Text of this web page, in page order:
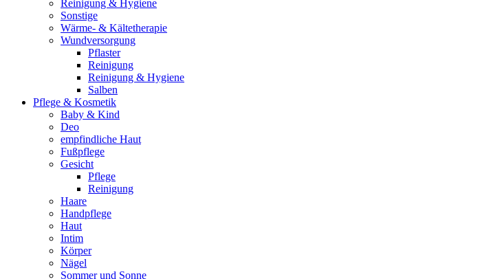
Reinigung & Hygiene
Sonstige
Wärme- & Kältetherapie
Wundversorgung
Pflaster
Reinigung
Reinigung & Hygiene
Salben
Pflege & Kosmetik
Baby & Kind
Deo
empfindliche Haut
Fußpflege
Gesicht
Pflege
Reinigung
Haare
Handpflege
Haut
Intim
Körper
Nägel
Sommer und Sonne